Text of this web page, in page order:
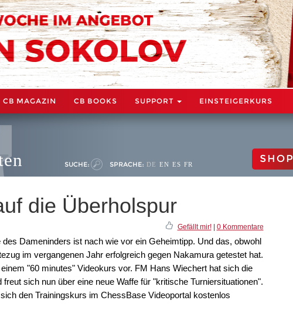
CB MAGAZIN CB BOOKS SUPPORT EINSTEIGERKURS
SUCHE: SPRACHE: DE EN ES FR SHOP
die Überholspur
Gefällt mir!| 0 Kommentare
Dameninders ist nach wie vor ein Geheimtipp. Und das, obwohl
im vergangenen Jahr erfolgreich gegen Nakamura getestet hat.
"60 minutes" Videokurs vor. FM Hans Wiechert hat sich die
sich nun über eine neue Waffe für "kritische Turniersituationen".
den Trainingskurs im ChessBase Videoportal kostenlos